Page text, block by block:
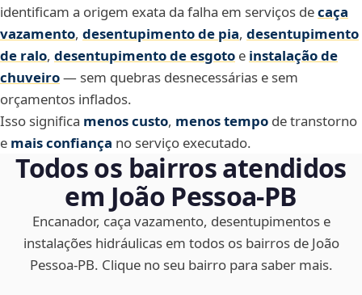
identificam a origem exata da falha em serviços decaça
vazamento, desentupimento de pia, desentupimento
de ralo, desentupimento de esgoto e instalação de
chuveiro— sem quebras desnecessárias e sem
orçamentos inflados.
Isso significa menos custo, menos tempo de transtorno
e mais confiança no serviço executado.
Todos os bairros atendidos
em João Pessoa‑PB
Encanador, caça vazamento, desentupimentos e
instalações hidráulicas em todos os bairros de João
Pessoa‑PB. Clique no seu bairro para saber mais.